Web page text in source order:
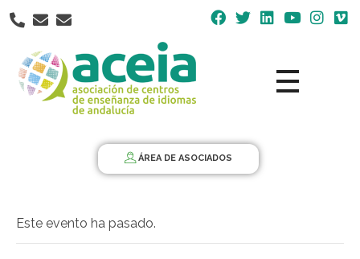
Nota:
este
web
incluye
ÁREA DE ASOCIADOS
Este evento ha pasado.